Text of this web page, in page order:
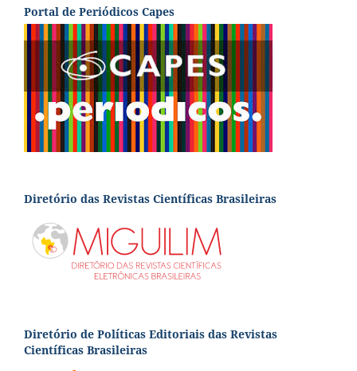
Portal de Periódicos Capes
Diretório das Revistas Científicas Brasileiras
Diretório de Políticas Editoriais das Revistas
Científicas Brasileiras